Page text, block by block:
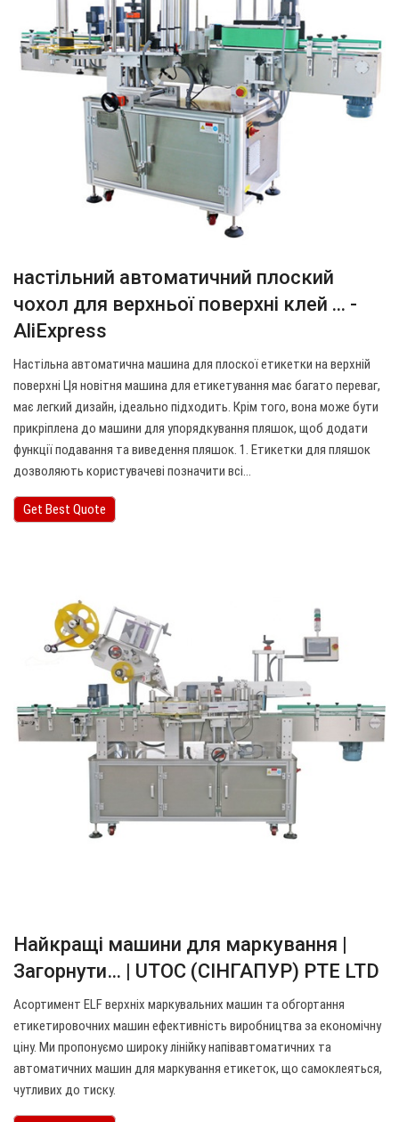
настільний автоматичний плоский
чохол для верхньої поверхні клей ... -
AliExpress
Настільна автоматична машина для плоскої етикетки на верхній
поверхні Ця новітня машина для етикетування має багато переваг,
має легкий дизайн, ідеально підходить. Крім того, вона може бути
прикріплена до машини для упорядкування пляшок, щоб додати
функції подавання та виведення пляшок. 1. Етикетки для пляшок
дозволяють користувачеві позначити всі…
Get Best Quote
Найкращі машини для маркування |
Загорнути… | UTOC (СІНГАПУР) PTE LTD
Асортимент ELF верхніх маркувальних машин та обгортання
етикетировочних машин ефективність виробництва за економічну
ціну. Ми пропонуємо широку лінійку напівавтоматичних та
автоматичних машин для маркування етикеток, що самоклеяться,
чутливих до тиску.